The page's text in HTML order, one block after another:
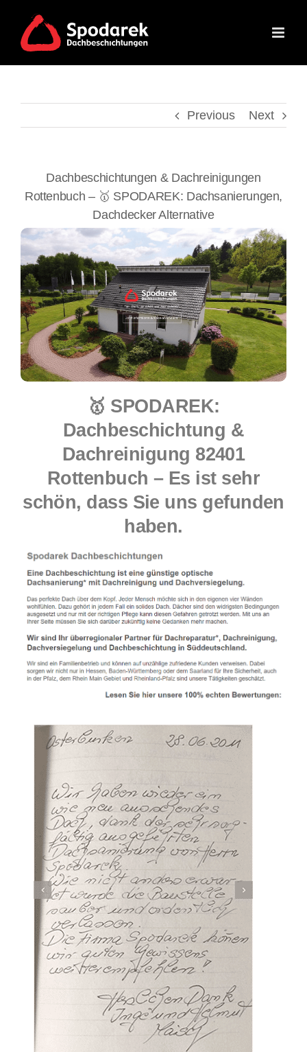
content
Previous Next
Dachbeschichtungen & Dachreinigungen
Rottenbuch – 🥇 SPODAREK: Dachsanierungen,
Dachdecker Alternative
🥇 SPODAREK:
Dachbeschichtung &
Dachreinigung 82401
Rottenbuch – Es ist sehr
schön, dass Sie uns gefunden
haben.